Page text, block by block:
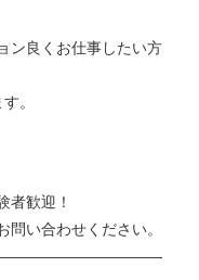
ン良くお仕事したい方
。
者歓迎！
い合わせください。